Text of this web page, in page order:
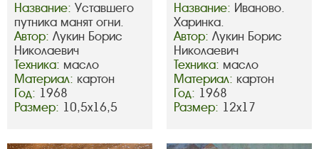
Название: Уставшего
путника манят огни.
Автор: Лукин Борис
Николаевич
Техника: масло
Материал: картон
Год: 1968
Размер: 10,5х16,5
Название: Иваново.
Харинка.
Автор: Лукин Борис
Николаевич
Техника: масло
Материал: картон
Год: 1968
Размер: 12х17